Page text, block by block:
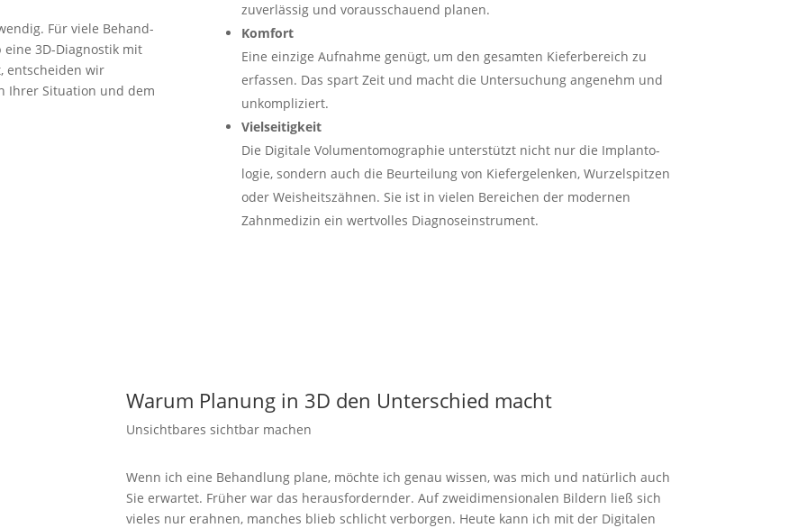
Für viele Behand­
3D-Diagnostik mit
entscheiden wir
Ihrer Situation und dem
zuver­lässig und voraus­schauend planen.
Komfort
Eine einzige Aufnahme genügt, um den gesamten Kiefer­be­reich zu
erfassen. Das spart Zeit und macht die Unter­su­chung angenehm und
unkom­pli­ziert.
Vielsei­tigkeit
Die Digitale Volumen­to­mo­graphie unter­stützt nicht nur die Implan­to­
logie, sondern auch die Beurteilung von Kiefer­ge­lenken, Wurzel­spitzen
oder Weisheits­zähnen. Sie ist in vielen Bereichen der modernen
Zahnme­dizin ein wertvolles Diagno­se­instrument.
Warum Planung in 3D den Unter­schied macht
Unsicht­bares sichtbar machen
Wenn ich eine Behandlung plane, möchte ich genau wissen, was mich und natürlich auch
Sie erwartet. Früher war das heraus­for­dernder. Auf zweidi­men­sio­nalen Bildern ließ sich
vieles nur erahnen, manches blieb schlicht verborgen. Heute kann ich mit der Digitalen